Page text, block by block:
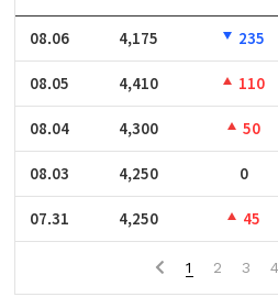
08.06
08.05
08.04
08.03
07.31
08.06 4,175 235
08.05 4,410 110
08.04 4,300 50
08.03 4,250 0
07.31 4,250 45
1 2 3 4